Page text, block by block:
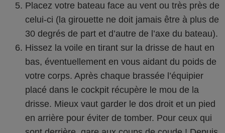
Placez votre bateau face au vent ou très près de
celui-ci (la girouette ne doit jamais être à plus de
30 degrés de part et d’autre de l’axe du bateau).
Hissez la voile en tirant sur la drisse de haut en
bas, éventuellement en vous aidant du poids de
votre corps. Après chaque brassée l’équipier
placé dans le cockpit récupère le mou de la
drisse. Mieux vaut garder le dos droit et un pied
en arrière pour éviter de tomber. Pour ceux qui